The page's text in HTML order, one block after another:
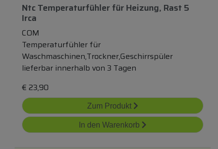
Ntc TemperaturfühlerfürHeizung, Rast 5
Irca
COM
Temperaturfühler für
Waschmaschinen,Trockner,Geschirrspüler
lieferbar innerhalb von 3 Tagen
€ 23,90
Zum Produkt
In den Warenkorb